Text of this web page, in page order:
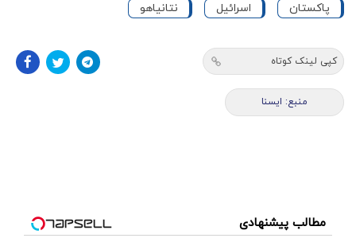
پاکستان اسرائیل نتانیاهو
کپی لینک کوتاه
منبع: ایسنا
مطالب پیشنهادی